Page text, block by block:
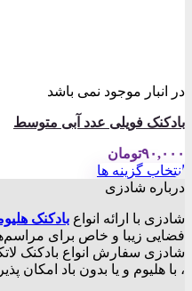
در انبار موجود نمی باشد
بادکنک فویلی عدد آبی متوسط
۹۰,۰۰۰تومان
انتخاب گزینه ها
این
دارای
انواع
مختلفی
می
درباره شادزی
شادزی با ارائه انواع بادکنک‌
فضایی زیبا و خاص برای
شادزی سفارش انواع بادکنک
، با هلیوم و یا بدون باد امکان